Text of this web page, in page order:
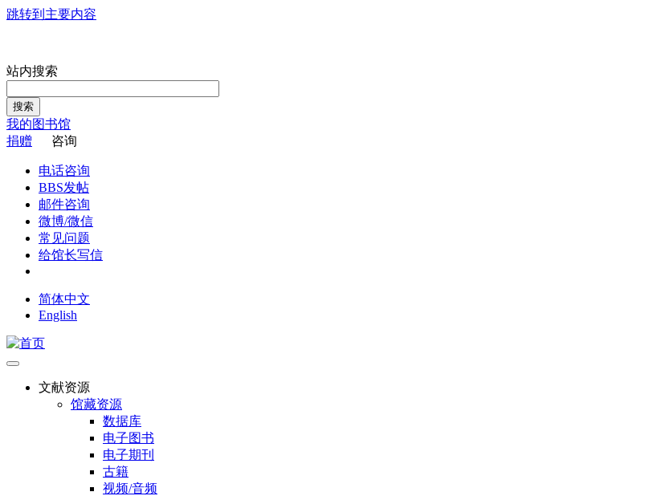
跳转到主要内容
站内搜索
搜索
我的图书馆
捐赠
咨询
电话咨询
BBS发帖
邮件咨询
微博/微信
常见问题
给馆长写信
简体中文
English
文献资源
馆藏资源
数据库
电子图书
电子期刊
古籍
视频/音频